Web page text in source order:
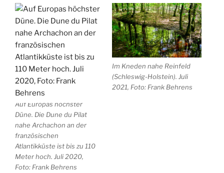
Auf Europas höchster
Düne. Die Dune du Pilat
nahe Archachon an der
französischen
Atlantikküste ist bis zu 110
Meter hoch. Juli 2020,
Foto: Frank Behrens
Im Kneden nahe Reinfeld
(Schleswig-Holstein). Juli
2021, Foto: Frank Behrens